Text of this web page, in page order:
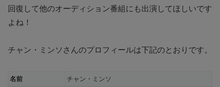
回復して他のオーディション番組にも出演してほしいです
よね！
チャン・ミンソさんのプロフィールは下記のとおりです。
名前
チャン・ミンソ